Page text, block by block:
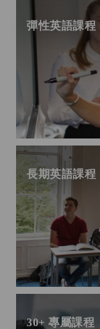
彈性英語課程
長期英語課程
30+ 專屬課程